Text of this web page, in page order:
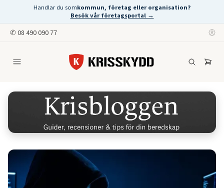
Handlar du somkommun, företag eller organisation?
Besök vår företagsportal →
✆ 08 490 090 77